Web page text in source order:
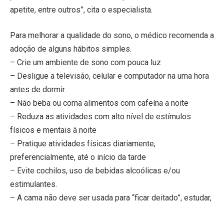
apetite, entre outros”, cita o especialista.
Para melhorar a qualidade do sono, o médico recomenda a
adoção de alguns hábitos simples.
– Crie um ambiente de sono com pouca luz
– Desligue a televisão, celular e computador na uma hora
antes de dormir
– Não beba ou coma alimentos com cafeína a noite
– Reduza as atividades com alto nível de estímulos
físicos e mentais à noite
– Pratique atividades físicas diariamente,
preferencialmente, até o início da tarde
– Evite cochilos, uso de bebidas alcoólicas e/ou
estimulantes.
– A cama não deve ser usada para “ficar deitado”, estudar,